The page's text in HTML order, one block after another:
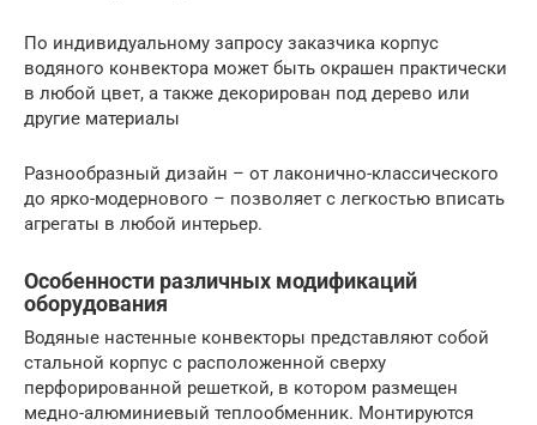
По индивидуальному запросу заказчика корпус
водяного конвектора может быть окрашен практически
в любой цвет, а также декорирован под дерево или
другие материалы
Разнообразный дизайн – от лаконично-классического
до ярко-модернового – позволяет с легкостью вписать
агрегаты в любой интерьер.
Особенности различных модификаций
оборудования
Водяные настенные конвекторы представляют собой
стальной корпус с расположенной сверху
перфорированной решеткой, в котором размещен
медно-алюминиевый теплообменник. Монтируются